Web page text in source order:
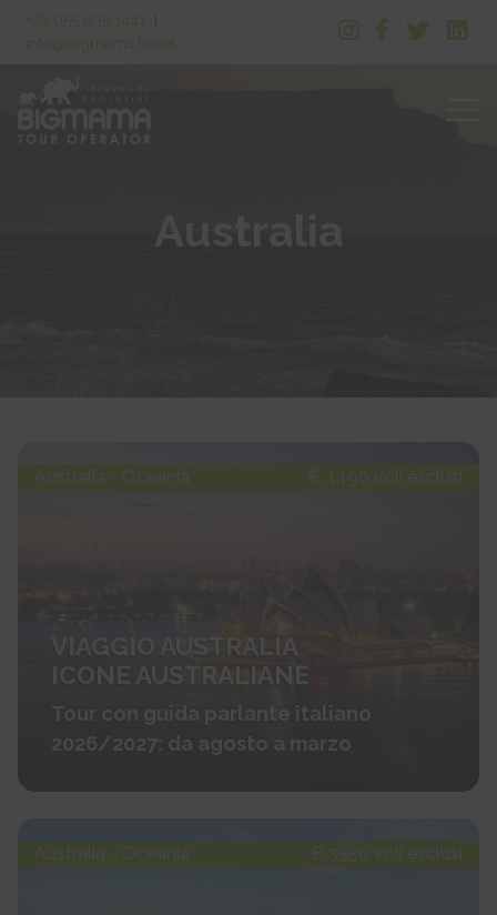
+39 055 035 1441
info@bigmama.travel
Australia - Oceania € 4490 voli esclusi
VIAGGIO AUSTRALIA
ICONE AUSTRALIANE
Tour con guida parlante italiano
2026/2027: da agosto a marzo
Australia - Oceania € 3550 voli esclusi